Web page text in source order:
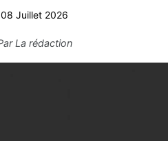
08 Juillet 2026
La rédaction